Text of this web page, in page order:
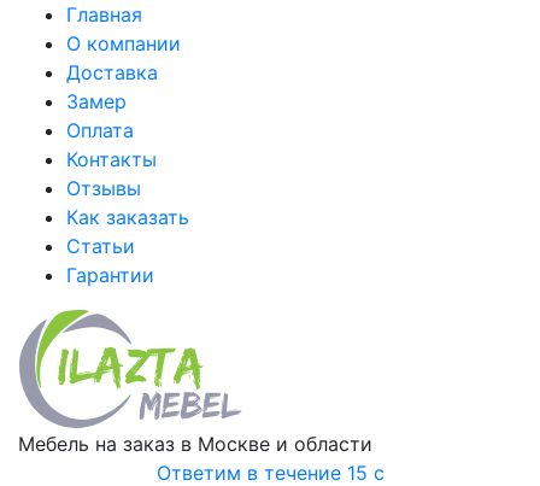
Главная
О компании
Доставка
Замер
Оплата
Контакты
Отзывы
Как заказать
Статьи
Гарантии
Мебель на заказ в Москве и области
Ответим в течение 15 с